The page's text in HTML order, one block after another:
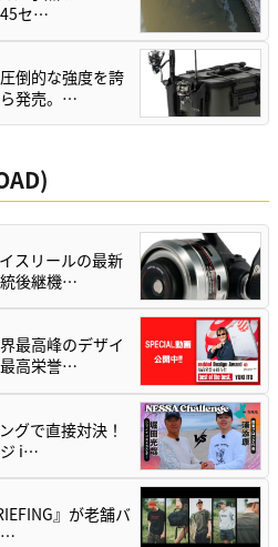
セ…
倒的な強度を誇
発売。…
スリールの最新
後継機…
最高峰のデザイ
高栄誉…
グで直接対決！
ジ i…
』が老舗バ
…